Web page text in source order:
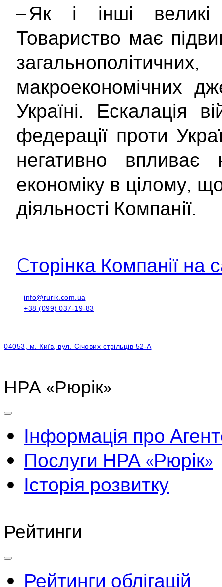
– Як і інші великі
Товариство має
макроекономічних
Україні. Ескалація
федерації проти
негативно
економіку в цілому,
діяльності Компанії.
Cторінка Компанії на
info@rurik.com.ua
+38 (099) 037-19-83
04053, м. Київ, вул. Січових стрільців 52-А
НРА «Рюрік»
Інформація про
Послуги НРА «Рюрік»
Історія розвитку
Рейтинги
Рейтинги облігацій